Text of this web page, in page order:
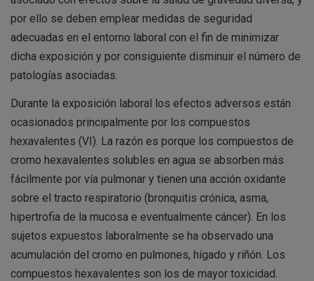
por ello se deben emplear medidas de seguridad
adecuadas en el entorno laboral con el fin de minimizar
dicha exposición y por consiguiente disminuir el número de
patologías asociadas.
Durante la exposición laboral los efectos adversos están
ocasionados principalmente por los compuestos
hexavalentes (VI). La razón es porque los compuestos de
cromo hexavalentes solubles en agua se absorben más
fácilmente por vía pulmonar y tienen una acción oxidante
sobre el tracto respiratorio (bronquitis crónica, asma,
hipertrofia de la mucosa e eventualmente cáncer). En los
sujetos expuestos laboralmente se ha observado una
acumulación del cromo en pulmones, hígado y riñón. Los
compuestos hexavalentes son los de mayor toxicidad.